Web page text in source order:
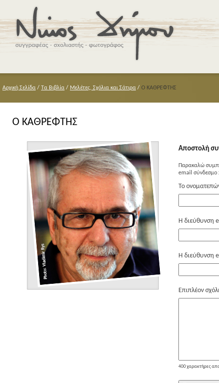
Αρχική Σελίδα / Τα Βιβλία / Μελέτες, Σχόλια και Σάτιρα / Ο ΚΑΘΡΕΦΤΗΣ
Ο ΚΑΘΡΕΦΤΗΣ
Αποστολή
Παρακαλώ
email σύνδεσμο
Το
Η διεύθυνση
Η διεύθυνση
Επιπλέον
400χαρακτήρες